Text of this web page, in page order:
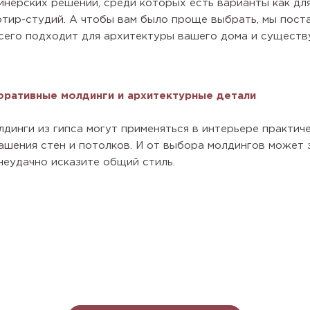
решений, среди которых есть варианты как
студий. А чтобы вам было проще выбрать, мы
подходит для архитектуры вашего дома и
молдинги и архитектурные детали
из гипса могут применяться в интерьере
стен и потолков. И от выбора молдингов может
исказите общий стиль.